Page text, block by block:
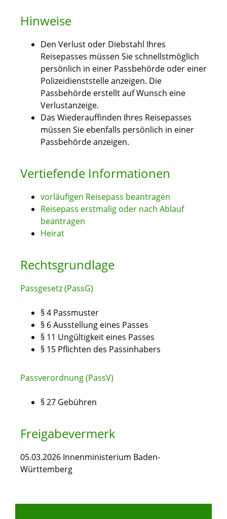
Hinweise
Den Verlust oder Diebstahl Ihres
Reisepasses müssen Sie schnellstmöglich
persönlich in einer Passbehörde oder einer
Polizeidienststelle anzeigen. Die
Passbehörde erstellt auf Wunsch eine
Verlustanzeige.
Das Wiederauffinden Ihres Reisepasses
müssen Sie ebenfalls persönlich in einer
Passbehörde anzeigen.
Vertiefende Informationen
vorläufigen Reisepass beantragen
Reisepass erstmalig oder nach Ablauf
beantragen
Heirat
Rechtsgrundlage
Passgesetz (PassG)
§ 4 Passmuster
§ 6 Ausstellung eines Passes
§ 11 Ungültigkeit eines Passes
§ 15 Pflichten des Passinhabers
Passverordnung (PassV)
§ 27 Gebühren
Freigabevermerk
05.03.2026 Innenministerium Baden-
Württemberg